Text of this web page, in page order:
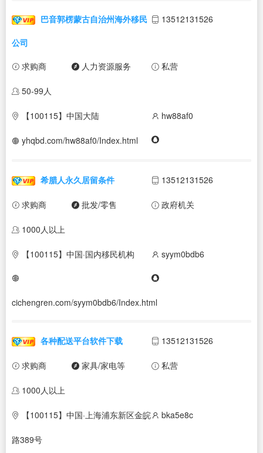
巴音郭楞蒙古自治州海外移民
公司
13512131526
求购商 人力资源服务 私营
50-99人
【100115】中国大陆 hw88af0
yhqbd.com/hw88af0/Index.html
希腊人永久居留条件 13512131526
求购商 批发/零售 政府机关
1000人以上
【100115】中国·国内移民机构 syym0bdb6
cichengren.com/syym0bdb6/Index.html
各种配送平台软件下载 13512131526
求购商 家具/家电等 私营
1000人以上
【100115】中国·上海浦东新区金皖
路389号
bka5e8c